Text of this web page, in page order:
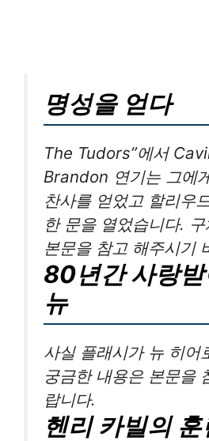
명성을 얻다
The Tudors”에서
Brandon 연기는 그에
찬사를 얻었고 할리우
한 문을 열었습니다.
본문을 참고 해주시기
80년간 사랑
뉴
사실 플래시가 뉴 히어
궁금한 내용은 본문을
랍니다.
헨리 카빌의